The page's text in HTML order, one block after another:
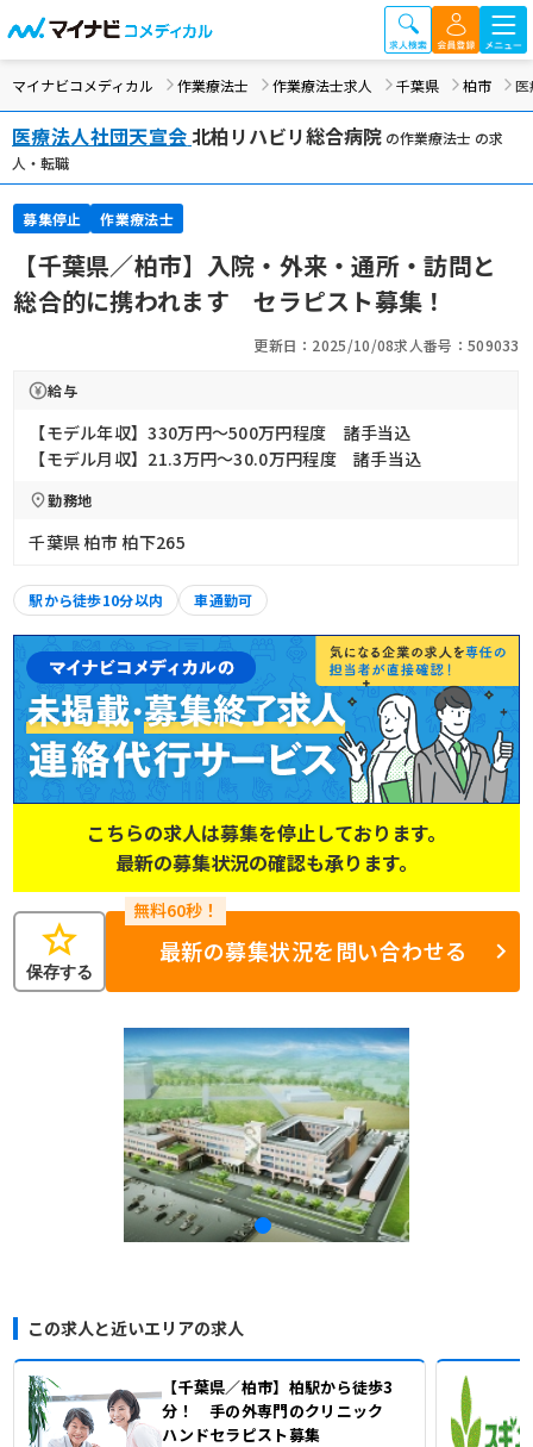
マイナビコメディカル 作業療法士 作業療法士求人 千葉県 柏市 医
医療法人社団天宣会北柏リハビリ総合病院 の作業療法士 の求
人・転職
募集停止 作業療法士
【千葉県／柏市】入院・外来・通所・訪問と
総合的に携われます セラピスト募集！
更新日：2025/10/08求人番号：509033
給与
【モデル年収】330万円〜500万円程度 諸手当込
【モデル月収】21.3万円〜30.0万円程度 諸手当込
勤務地
千葉県 柏市 柏下265
駅から徒歩10分以内 車通勤可
こちらの求人は募集を停止しております。
最新の募集状況の確認も承ります。
star
保存する
最新の募集状況を問い合わせる
この求人と近いエリアの求人
【千葉県／柏市】柏駅から徒歩3
分！ 手の外専門のクリニック
ハンドセラピスト募集